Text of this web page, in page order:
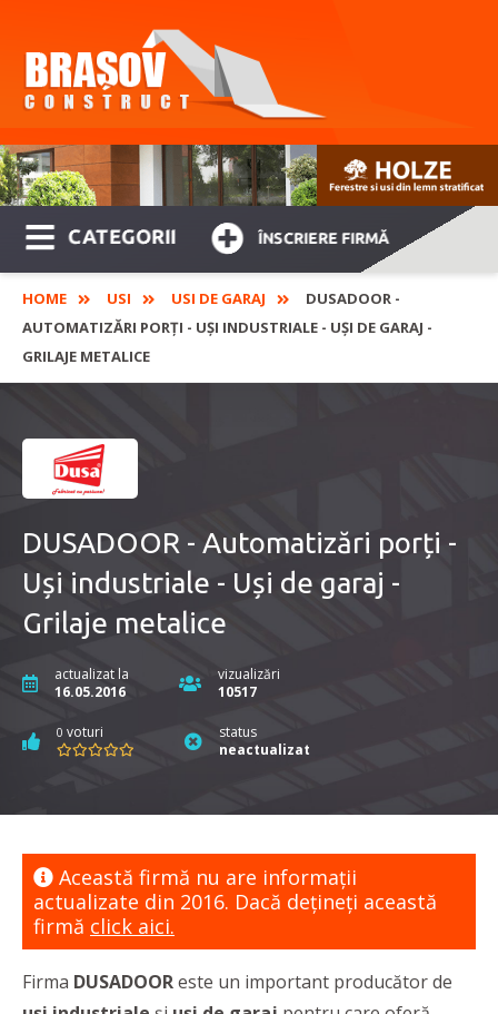
CATEGORII ÎNSCRIERE FIRMĂ
HOME USI USI DE GARAJ
DUSADOOR -
AUTOMATIZĂRI PORȚI - UȘI INDUSTRIALE - UȘI DE GARAJ -
GRILAJE METALICE
DUSADOOR - Automatizări porți -
Uși industriale - Uși de garaj -
Grilaje metalice
actualizat la
16.05.2016
vizualizări
10517
0 voturi
status
neactualizat
Această firmă nu are informaţii
actualizate din 2016. Dacă dețineți această
firmă click aici.
Firma DUSADOOReste un important producător de